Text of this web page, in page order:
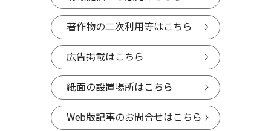
著作物の二次利用等はこちら
広告掲載はこちら
紙面の設置場所はこちら
Web版記事のお問合せはこちら